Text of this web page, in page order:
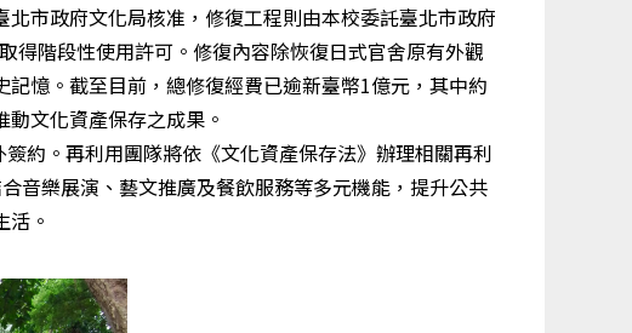
市政府文化局核准，修復工程則由本校委託臺北市政府
得階段性使用許可。修復內容除恢復日式官舍原有外觀
憶。截至目前，總修復經費已逾新臺幣1億元，其中約
文化資產保存之成果。
約。再利用團隊將依《文化資產保存法》辦理相關再利
音樂展演、藝文推廣及餐飲服務等多元機能，提升公共
。